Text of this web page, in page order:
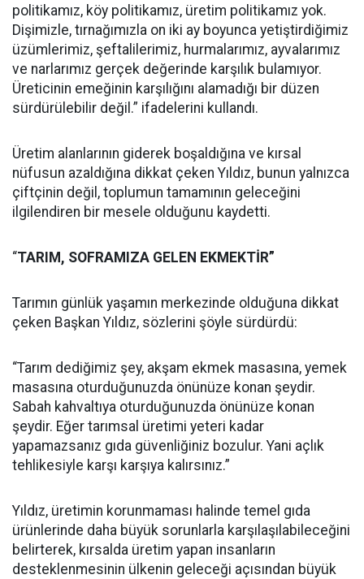
politikamız, köy politikamız, üretim politikamız yok.
Dişimizle, tırnağımızla on iki ay boyunca yetiştirdiğimiz
üzümlerimiz, şeftalilerimiz, hurmalarımız, ayvalarımız
ve narlarımız gerçek değerinde karşılık bulamıyor.
Üreticinin emeğinin karşılığını alamadığı bir düzen
sürdürülebilir değil.” ifadelerini kullandı.
Üretim alanlarının giderek boşaldığına ve kırsal
nüfusun azaldığına dikkat çeken Yıldız, bunun yalnızca
çiftçinin değil, toplumun tamamının geleceğini
ilgilendiren bir mesele olduğunu kaydetti.
“TARIM, SOFRAMIZA GELEN EKMEKTİR”
Tarımın günlük yaşamın merkezinde olduğuna dikkat
çeken Başkan Yıldız, sözlerini şöyle sürdürdü:
“Tarım dediğimiz şey, akşam ekmek masasına, yemek
masasına oturduğunuzda önünüze konan şeydir.
Sabah kahvaltıya oturduğunuzda önünüze konan
şeydir. Eğer tarımsal üretimi yeteri kadar
yapamazsanız gıda güvenliğiniz bozulur. Yani açlık
tehlikesiyle karşı karşıya kalırsınız.”
Yıldız, üretimin korunmaması halinde temel gıda
ürünlerinde daha büyük sorunlarla karşılaşılabileceğini
belirterek, kırsalda üretim yapan insanların
desteklenmesinin ülkenin geleceği açısından büyük